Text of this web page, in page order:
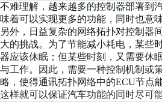
不难理解，越来越多的控制器部署到
味着可以实现更多的功能，同时也意
另外，日益复杂的网络拓扑对控制器
大的挑战。为了节能减小耗电，某些
器应该休眠；但某些时刻，又需要休
与工作。因此，需要一种控制机制或
略，使得通讯拓扑网络中的ECU节点
这样就可以保证汽车功能的同时尽可